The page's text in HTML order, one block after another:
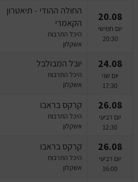
20.08
יום חמישי
20:30
החולה ההודי - תיאטרון
הקאמרי
היכל התרבות
אשקלון
24.08
יום שני
17:30
יובל המבולבל
היכל התרבות
אשקלון
26.08
יום רביעי
12:30
קרקס בראבו
היכל התרבות
אשקלון
26.08
יום רביעי
16:00
קרקס בראבו
היכל התרבות
אשקלון